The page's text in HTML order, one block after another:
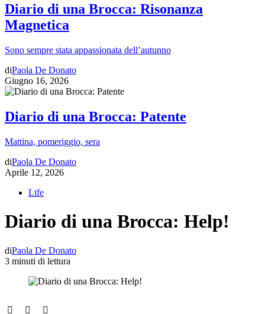
Diario di una Brocca: Risonanza
Magnetica
Sono sempre stata appassionata dell’autunno
diPaola De Donato
Giugno 16, 2026
Diario di una Brocca: Patente
Mattina, pomeriggio, sera
diPaola De Donato
Aprile 12, 2026
Life
Diario di una Brocca: Help!
diPaola De Donato
3 minuti di lettura